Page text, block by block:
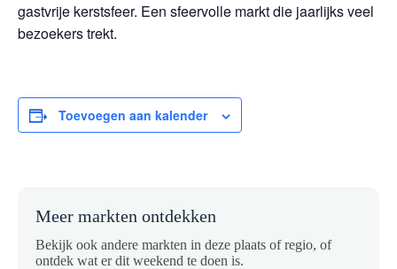
gastvrije kerstsfeer. Een sfeervolle markt die jaarlijks veel
bezoekers trekt.
Toevoegen aan kalender
Meer markten ontdekken
Bekijk ook andere markten in deze plaats of regio, of
ontdek wat er dit weekend te doen is.